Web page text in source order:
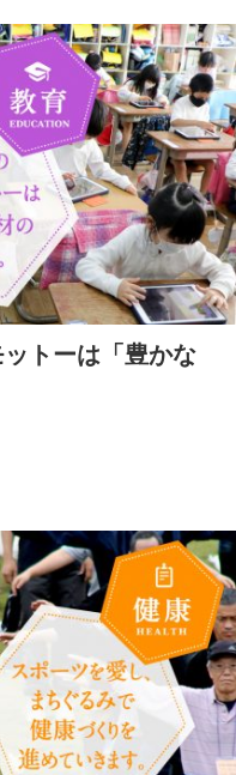
ットーは「豊かな